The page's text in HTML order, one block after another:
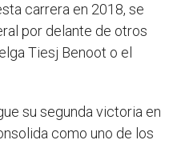
carrera en 2018, se
por delante de otros
Tiesj Benoot o el
su segunda victoria en
como uno de los